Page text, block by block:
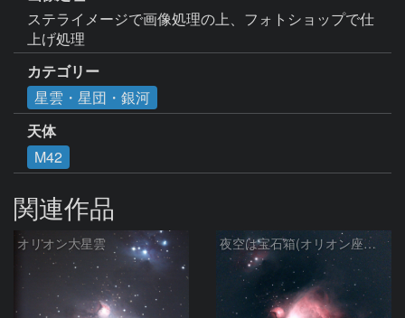
ステライメージで画像処理の上、フォトショップで仕
上げ処理
カテゴリー
星雲・星団・銀河
天体
M42
関連作品
オリオン大星雲 夜空は宝石箱(オリオン座大星雲 M42) Seestar50